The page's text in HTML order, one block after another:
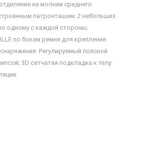
на молнии среднего
патронташем; 2 небольших
одному с каждой стороны;
по бокам ремня для крепления
Регулируемый поясной
3D сетчатая подкладка к телу